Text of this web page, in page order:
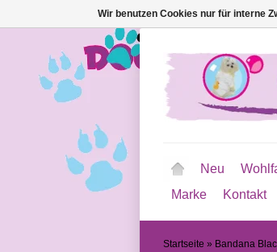
Neu
Marke
Kontakt
Startseite » Bandana
Wir benutzen Cookies nur für interne